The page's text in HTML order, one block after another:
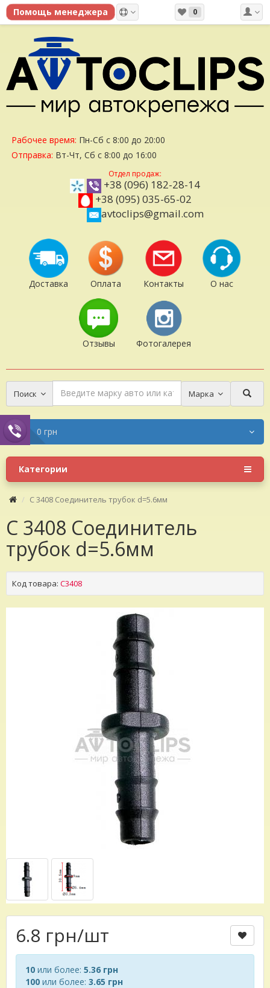
0
Рабочее время: Пн-Сб с 8:00 до 20:00
Отправка: Вт-Чт, Сб с 8:00 до 16:00
Отдел продаж:
+38 (096) 182-28-14
+38 (095) 035-65-02
avtoclips@gmail.com
Доставка Оплата Контакты О нас
Отзывы Фотогалерея
Поиск Марка
0 грн
Категории
C 3408 Соединитель трубок d=5.6мм
C 3408 Соединитель
трубок d=5.6мм
Код товара: C3408
6.8 грн/шт
10 или более: 5.36 грн
100 или более: 3.65 грн